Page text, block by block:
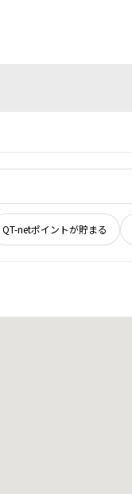
QT-netポイントが貯まる